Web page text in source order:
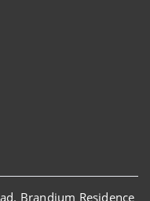
Brandium Residence